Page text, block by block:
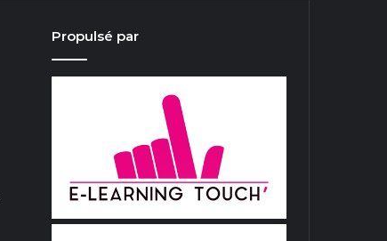
Propulsé par